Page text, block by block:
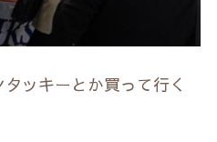
ッキーとか買って行く